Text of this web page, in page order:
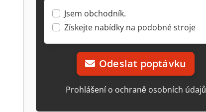
Jsem obchodník.
Získejte nabídky na podobné stroje
Odeslat poptávku
Prohlášení o ochraně osobních údajů